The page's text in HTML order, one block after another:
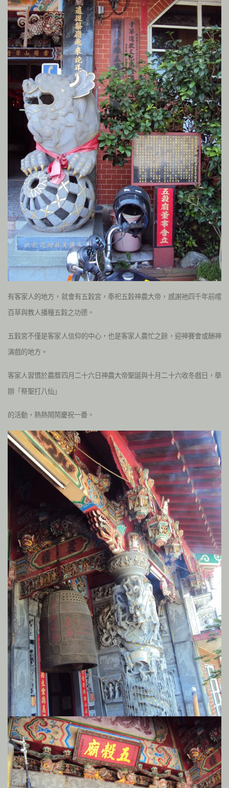
有客家人的地方，就會有五穀宮，奉祀五穀神農大帝，感謝祂四千年前嚐
百草與教人播種五穀之功德。
五穀宮不僅是客家人信仰的中心，也是客家人農忙之餘，迎神賽會或酬神
演戲的地方。
客家人習慣於農曆四月二十六日神農大帝聖誕與十月二十六收冬戲日，舉
辦「祭聖打八仙」
的活動，熱熱鬧鬧慶祝一番。